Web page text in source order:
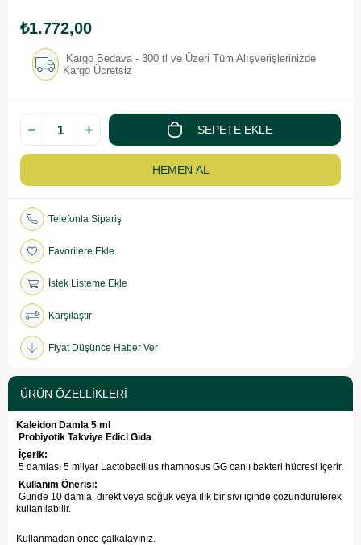
₺1.772,00
Kargo Bedava - 300 tl ve Üzeri Tüm Alışverişlerinizde
Kargo Ücretsiz
Telefonla Sipariş
Favorilere Ekle
İstek Listeme Ekle
Karşılaştır
Fiyat Düşünce Haber Ver
ÜRÜN ÖZELLIKLERI
Kaleidon Damla 5 ml
Probiyotik Takviye Edici Gıda
İçerik:
5 damlası 5 milyar Lactobacillus rhamnosus GG canlı bakteri hücresi içerir.
Kullanım Önerisi:
Günde 10 damla, direkt veya soğuk veya ılık bir sıvı içinde çözündürülerek
kullanılabilir.
Kullanmadan önce çalkalayınız.